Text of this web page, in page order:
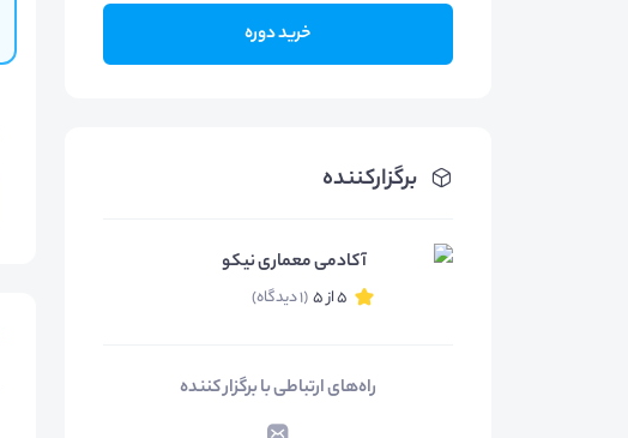
خرید دوره
برگزارکننده
آکادمی معماری نیکو
5 از 5 (1 دیدگاه)
راه‌های ارتباطی با برگزار کننده